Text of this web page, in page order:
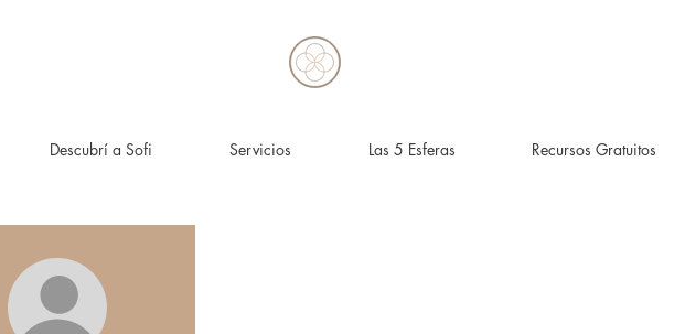
Descubrí a Sofi Servicios Las 5 Esferas Recursos Gratuitos